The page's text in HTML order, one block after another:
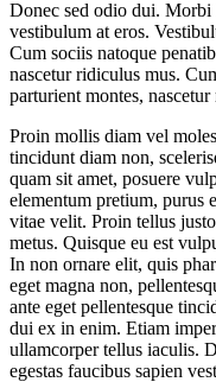
Donec sed odio dui. Morbi
vestibulum at eros.
Cum sociis natoque
nascetur ridiculus mus.
parturient montes,
Proin mollis diam vel
tincidunt diam non,
quam sit amet, posuere
elementum pretium, purus
vitae velit. Proin tellus
metus. Quisque eu est
In non ornare elit, quis
eget magna non,
ante eget pellentesque
dui ex in enim. Etiam
ullamcorper tellus iaculis.
egestas faucibus sapien